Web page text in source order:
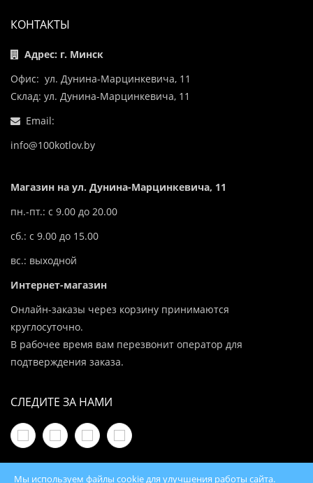
КОНТАКТЫ
Адрес: г. Минск
Офис: ул. Дунина-Марцинкевича, 11
Склад: ул. Дунина-Марцинкевича, 11
Email:
info@100kotlov.by
Магазин на ул. Дунина-Марцинкевича, 11
пн.-пт.: с 9.00 до 20.00
сб.: с 9.00 до 15.00
вс.: выходной
Интернет-магазин
Онлайн-заказы через корзину принимаются
круглосуточно.
В рабочее время вам перезвонит оператор для
подтверждения заказа.
СЛЕДИТЕ ЗА НАМИ
Мы используем файлы cookie для улучшения работы сайта.